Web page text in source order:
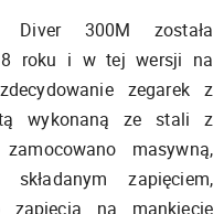
Diver 300M została
roku i w tej wersji na
zegarek z
wykonaną ze stali z
masywną,
zapięciem,
zapięcia na mankiecie